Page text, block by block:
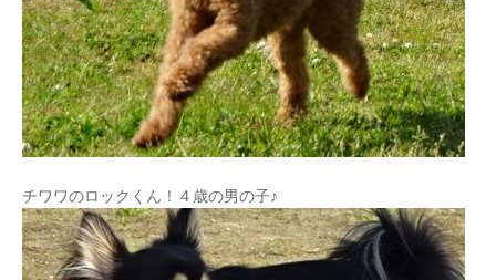
チワワのロックくん！４歳の男の子♪